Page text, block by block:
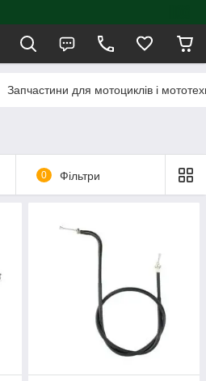
Запчастини для мотоциклів і
0 Фільтри